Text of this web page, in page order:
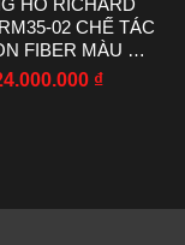
HỒ RICHARD
02 CHẾ TÁC
FIBER MÀU ĐỎ
MÁY RM
₫